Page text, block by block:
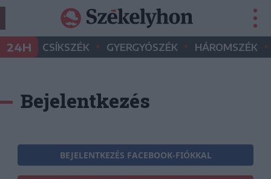
24H CSÍKSZÉK • GYERGYÓSZÉK • HÁROMSZÉK •
Bejelentkezés
BEJELENTKEZÉS FACEBOOK-FIÓKKAL